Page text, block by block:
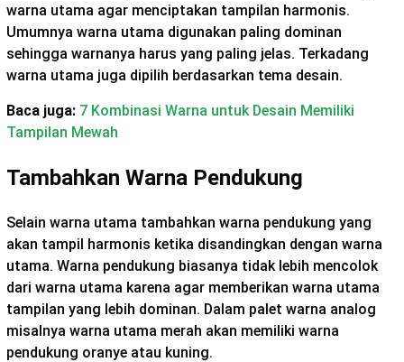
warna utama agar menciptakan tampilan harmonis.
Umumnya warna utama digunakan paling dominan
sehingga warnanya harus yang paling jelas. Terkadang
warna utama juga dipilih berdasarkan tema desain.
Baca juga: 7 Kombinasi Warna untuk Desain Memiliki
Tampilan Mewah
Tambahkan Warna Pendukung
Selain warna utama tambahkan warna pendukung yang
akan tampil harmonis ketika disandingkan dengan warna
utama. Warna pendukung biasanya tidak lebih mencolok
dari warna utama karena agar memberikan warna utama
tampilan yang lebih dominan. Dalam palet warna analog
misalnya warna utama merah akan memiliki warna
pendukung oranye atau kuning.